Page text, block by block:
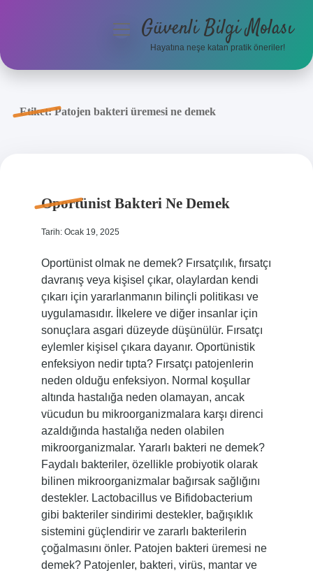
Anasayfa
menüyüGüvenli Bilgi Molası
Hayatına neşe katan pratik öneriler!
Etiket:Patojen bakteri üremesi ne demek
Oportünist Bakteri Ne Demek
Tarih: Ocak 19, 2025
Oportünist olmak ne demek? Fırsatçılık, fırsatçı
davranış veya kişisel çıkar, olaylardan kendi
çıkarı için yararlanmanın bilinçli politikası ve
uygulamasıdır. İlkelere ve diğer insanlar için
sonuçlara asgari düzeyde düşünülür. Fırsatçı
eylemler kişisel çıkara dayanır. Oportünistik
enfeksiyon nedir tıpta? Fırsatçı patojenlerin
neden olduğu enfeksiyon. Normal koşullar
altında hastalığa neden olamayan, ancak
vücudun bu mikroorganizmalara karşı direnci
azaldığında hastalığa neden olabilen
mikroorganizmalar. Yararlı bakteri ne demek?
Faydalı bakteriler, özellikle probiyotik olarak
bilinen mikroorganizmalar bağırsak sağlığını
destekler. Lactobacillus ve Bifidobacterium
gibi bakteriler sindirimi destekler, bağışıklık
sistemini güçlendirir ve zararlı bakterilerin
çoğalmasını önler. Patojen bakteri üremesi ne
demek? Patojenler, bakteri, virüs, mantar ve